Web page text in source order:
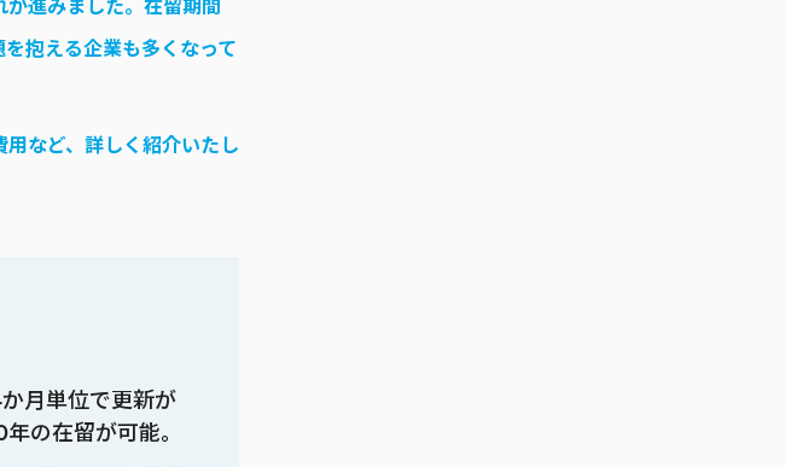
進みました。在留期間
抱える企業も多くなって
など、詳しく紹介いたし
月単位で更新が
の在留が可能。